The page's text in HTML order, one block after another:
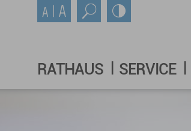
RATHAUS SERVICE